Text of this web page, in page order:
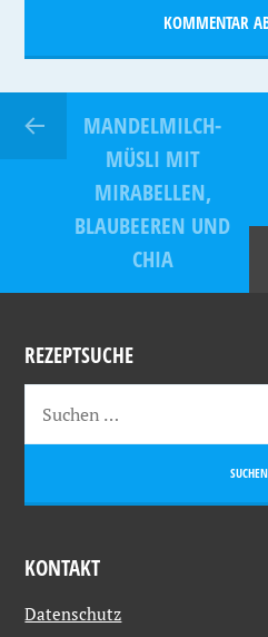
MANDELMILCH-
MÜSLI MIT
MIRABELLEN,
BLAUBEEREN UND
CHIA
REZEPTSUCHE
KONTAKT
Datenschutz